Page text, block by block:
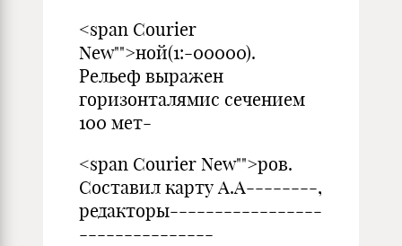
<span Courier
New"">ной(1:-00000).
Рельеф выражен
горизонталямис сечением
100 мет-
<span Courier New"">ров.
Составил карту А.А--------,
редакторы-----------------
---------------